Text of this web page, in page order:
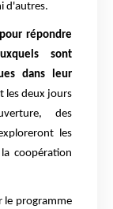
d'autres.
répondre
sont
dans leur
les deux jours
des
les
coopération
le programme